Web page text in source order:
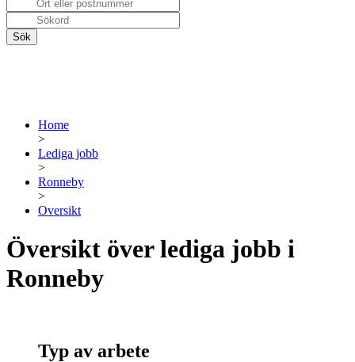
Home
>
Lediga jobb
>
Ronneby
>
Oversikt
Översikt över lediga jobb i
Ronneby
Typ av arbete